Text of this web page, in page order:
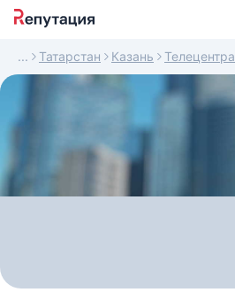
Татарстан Казань Телецентра